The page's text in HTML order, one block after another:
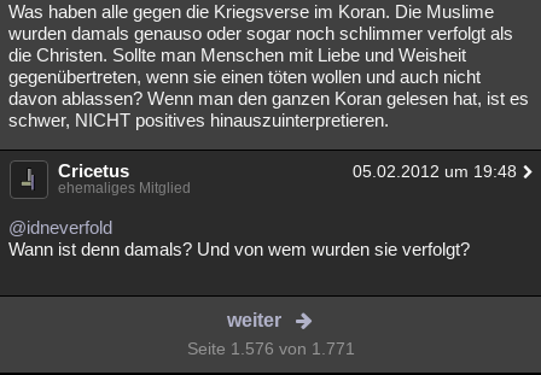
Was haben alle gegen die Kriegsverse im Koran. Die Muslime
wurden damals genauso oder sogar noch schlimmer verfolgt als
die Christen. Sollte man Menschen mit Liebe und Weisheit
gegenübertreten, wenn sie einen töten wollen und auch nicht
davon ablassen? Wenn man den ganzen Koran gelesen hat, ist es
schwer, NICHT positives hinauszuinterpretieren.
Cricetus 05.02.2012 um 19:48
ehemaliges Mitglied
@idneverfold
Wann ist denn damals? Und von wem wurden sie verfolgt?
weiter
Seite 1.576 von 1.771